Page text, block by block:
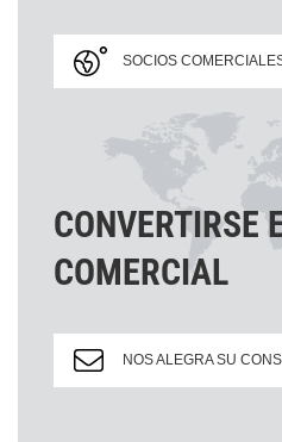
SOCIOS
CONVERTIRSE
COMERCIAL
NOS ALEGRA SU